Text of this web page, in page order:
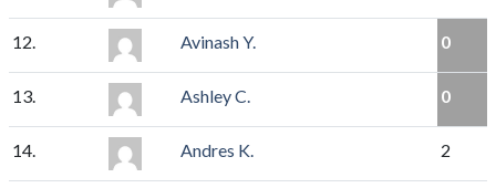
12. Avinash Y. 0
13. Ashley C. 0
14. Andres K. 2